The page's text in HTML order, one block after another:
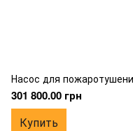
Насос для
301 800.00 грн
Купить